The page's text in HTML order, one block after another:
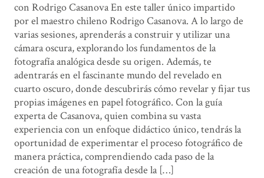
con Rodrigo Casanova En este taller único impartido
por el maestro chileno Rodrigo Casanova. A lo largo de
varias sesiones, aprenderás a construir y utilizar una
cámara oscura, explorando los fundamentos de la
fotografía analógica desde su origen. Además, te
adentrarás en el fascinante mundo del revelado en
cuarto oscuro, donde descubrirás cómo revelar y fijar tus
propias imágenes en papel fotográfico. Con la guía
experta de Casanova, quien combina su vasta
experiencia con un enfoque didáctico único, tendrás la
oportunidad de experimentar el proceso fotográfico de
manera práctica, comprendiendo cada paso de la
creación de una fotografía desde la […]